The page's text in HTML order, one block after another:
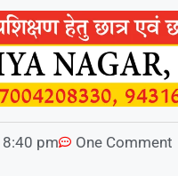
8:40 pm One Comment